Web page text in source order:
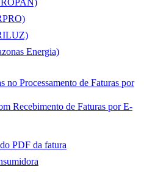
Energia)
no Processamento de Faturas por
Recebimento de Faturas por E-
PDF da fatura